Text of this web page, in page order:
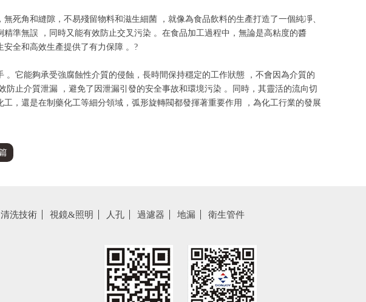
死角和縫隙，不易殘留物料和滋生細菌 ，就像為食品飲料的生產打造了一個純凈、
準無誤 ，同時又能有效防止交叉污染 。在食品加工過程中，無論是高粘度的醬
全和高效生產提供了有力保障 。?
它能夠承受強腐蝕性介質的侵蝕，長時間保持穩定的工作狀態 ，不會因為介質的
止介質泄漏 ，避免了因泄漏引發的安全事故和環境污染 。同時，其靈活的流向切
，還是在制藥化工等細分領域，弧形旋轉閥都發揮著重要作用 ，為化工行業的發展
清洗技術 視鏡&照明 人孔 過濾器 地漏 衛生管件